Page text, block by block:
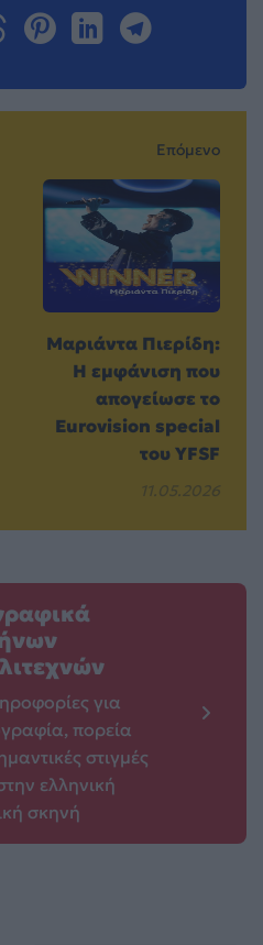
Επόμενο
Μαριάντα Πιερίδη:
Η εμφάνιση που
απογείωσε το
Eurovision special
του YFSF
11.05.2026
για
πορεία
στιγμές
ελληνική
σκηνή